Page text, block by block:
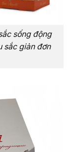
sống động
sắc giản đơn